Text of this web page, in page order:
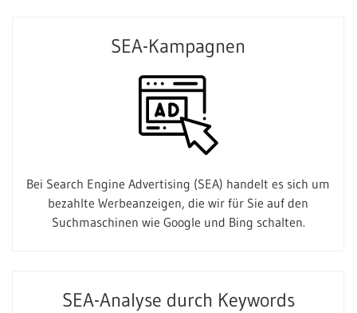
SEA-Kampagnen
Bei Search Engine Advertising (SEA) handelt es sich um
bezahlte Werbeanzeigen, die wir für Sie auf den
Suchmaschinen wie Google und Bing schalten.
SEA-Analyse durch Keywords